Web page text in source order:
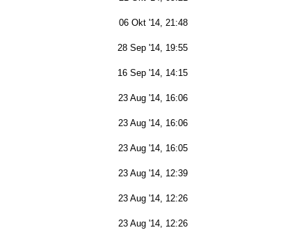
06 Okt '14, 21:48
28 Sep '14, 19:55
16 Sep '14, 14:15
23 Aug '14, 16:06
23 Aug '14, 16:06
23 Aug '14, 16:05
23 Aug '14, 12:39
23 Aug '14, 12:26
23 Aug '14, 12:26